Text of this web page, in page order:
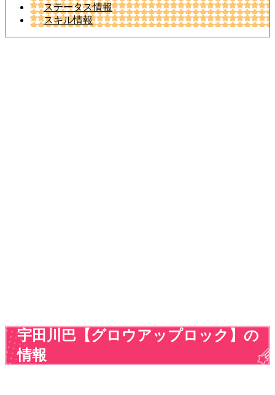
ステータス情報
スキル情報
宇田川巴【グロウアップロック】の
情報